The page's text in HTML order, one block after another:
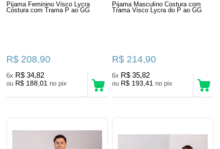
Pijama Feminino Visco Lycra
Costura com Trama P ao GG
R$ 208,90
6x R$ 34,82
ou R$ 188,01 no pix
Pijama Masculino Costura com
Trama Visco Lycra do P ao GG
R$ 214,90
6x R$ 35,82
ou R$ 193,41 no pix